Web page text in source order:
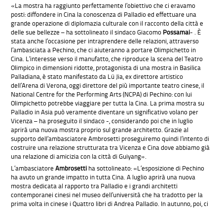
«La mostra ha raggiunto perfettamente l’obiettivo che ci eravamo
posti: diffondere in Cina la conoscenza di Palladio ed effettuare una
grande operazione di diplomazia culturale con il racconto della città e
delle sue bellezze – ha sottolineato il sindaco Giacomo Possamai- . È
stata anche l’occasione per intraprendere delle relazioni, attraverso
l’ambasciata a Pechino, che ci aiuteranno a portare Olimpichetto in
Cina. L’interesse verso il manufatto, che riproduce la scena del Teatro
Olimpico in dimensioni ridotte, protagonista di una mostra in Basilica
Palladiana, è stato manifestato da Lü Jia, ex direttore artistico
dell’Arena di Verona, oggi direttore del più importante teatro cinese, il
National Centre for the Performing Arts (NCPA) di Pechino: con lui
Olimpichetto potrebbe viaggiare per tutta la Cina. La prima mostra su
Palladio in Asia può veramente diventare un significativo volano per
Vicenza – ha proseguito il sindaco -, considerando poi che in luglio
aprirà una nuova mostra proprio sul grande architetto. Grazie al
supporto dell’ambasciatore Ambrosetti proseguiremo quindi l’intento di
costruire una relazione strutturata tra Vicenza e Cina dove abbiamo già
una relazione di amicizia con la città di Guiyang».
L’ambasciatoreAmbrosetti ha sottolineato: «L’esposizione di Pechino
ha avuto un grande impatto in tutta Cina. A luglio aprirà una nuova
mostra dedicata al rapporto tra Palladio e i grandi architetti
contemporanei cinesi nel museo dell’università che ha tradotto per la
prima volta in cinese i Quattro libri di Andrea Palladio. In autunno, poi, ci